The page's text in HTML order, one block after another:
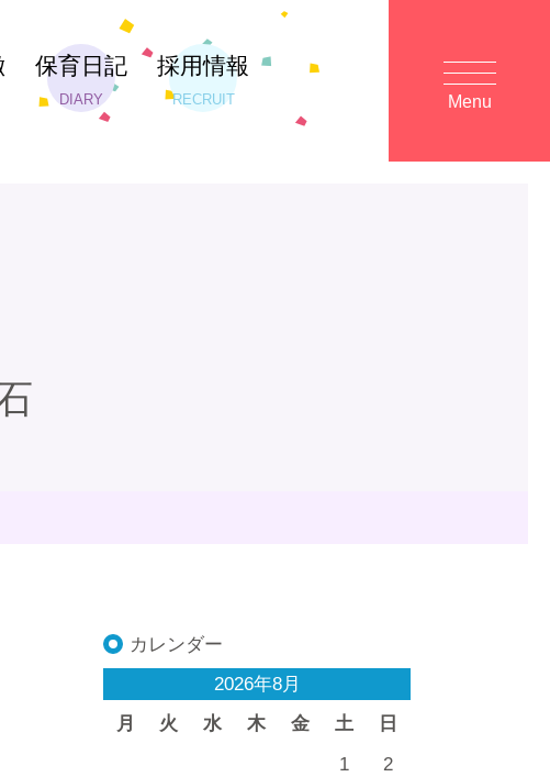
保育日記
DIARY
採用情報
RECRUIT Menu
カレンダー
2026年8月
月
火 水 木 金 土 日
1
2